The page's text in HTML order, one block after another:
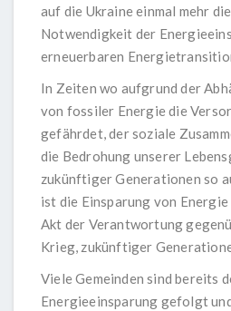
auf die Ukraine einmal mehr
Notwendigkeit der
erneuerbaren
In Zeiten wo aufgrund der
von fossiler Energie die
gefährdet, der soziale
die Bedrohung unserer
zukünftiger Generationen so
ist die Einsparung von
Akt der Verantwortung
Krieg, zukünftiger
Viele Gemeinden sind bereits
Energieeinsparung gefolgt